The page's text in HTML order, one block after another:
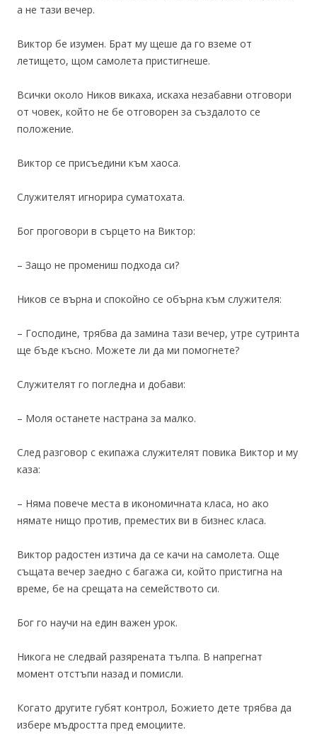
а не тази вечер.
Виктор бе изумен. Брат му щеше да го вземе от
летището, щом самолета пристигнеше.
Всички около Ников викаха, искаха незабавни отговори
от човек, който не бе отговорен за създалото се
положение.
Виктор се присъедини към хаоса.
Служителят игнорира суматохата.
Бог проговори в сърцето на Виктор:
– Защо не промениш подхода си?
Ников се върна и спокойно се обърна към служителя:
– Господине, трябва да замина тази вечер, утре сутринта
ще бъде късно. Можете ли да ми помогнете?
Служителят го погледна и добави:
– Моля останете настрана за малко.
След разговор с екипажа служителят повика Виктор и му
каза:
– Няма повече места в икономичната класа, но ако
нямате нищо против, преместих ви в бизнес класа.
Виктор радостен изтича да се качи на самолета. Още
същата вечер заедно с багажа си, който пристигна на
време, бе на срещата на семейството си.
Бог го научи на един важен урок.
Никога не следвай разярената тълпа. В напрегнат
момент отстъпи назад и помисли.
Когато другите губят контрол, Божието дете трябва да
избере мъдростта пред емоциите.